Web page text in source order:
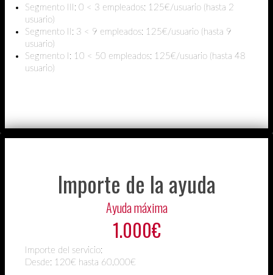
Segmento III: 0 < 3 empleados: 125€/usuario (hasta 2
usuario)
Segmento II: 3 < 9 empleados: 125€/usuario (hasta 9
usuario)
Segmento I: 10 < 50 empleados: 125€/usuario (hasta 48
usuario)
Importe de la ayuda
Ayuda máxima
1.000€
Importe del servicio:
Desde: 120€ hasta 60.000€